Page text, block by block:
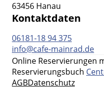
63456 Hanau
Kontaktdaten
06181-18 94 375
info@cafe-mainrad.de
Online Reservierungen
Reservierungsbuch
AGBDatenschutz